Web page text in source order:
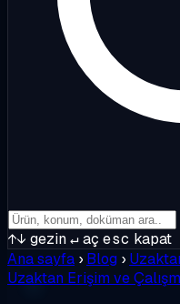
↑↓ gezin↵aç esc kapat
Ana sayfa › Blog ›
Uzaktan Erişim ve